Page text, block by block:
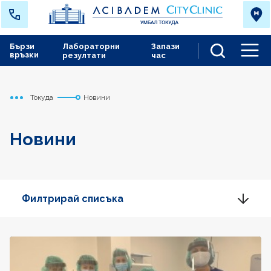
Лабораторни
резултати
Запази
час
Бързи
връзки
Начало
Токуда Новини
Новини
Филтрирай списъка